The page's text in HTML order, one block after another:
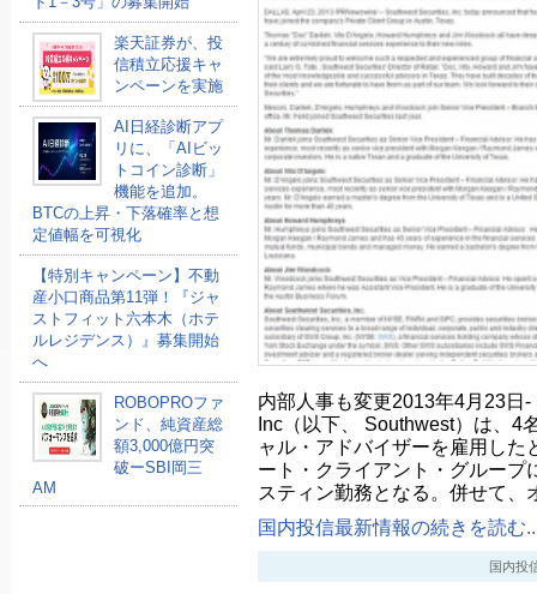
楽天証券が、投
信積立応援キャ
ンペーンを実施
AI日経診断アプ
リに、「AIビッ
トコイン診断」
機能を追加。
BTCの上昇・下落確率と想
定値幅を可視化
【特別キャンペーン】不動
産小口商品第11弾！『ジャ
ストフィット六本木（ホテ
ルレジデンス）』募集開始
へ
ROBOPROファ
ンド、純資産総
額3,000億円突
破ーSBI岡三
AM
内部人事も変更2013年4月23日
Inc（以下、 Southwest）は、4
ャル・アドバイザーを雇用した
ート・クライアント・グループ
スティン勤務となる。併せて
国内投信最新情報の続きを読む
国内投